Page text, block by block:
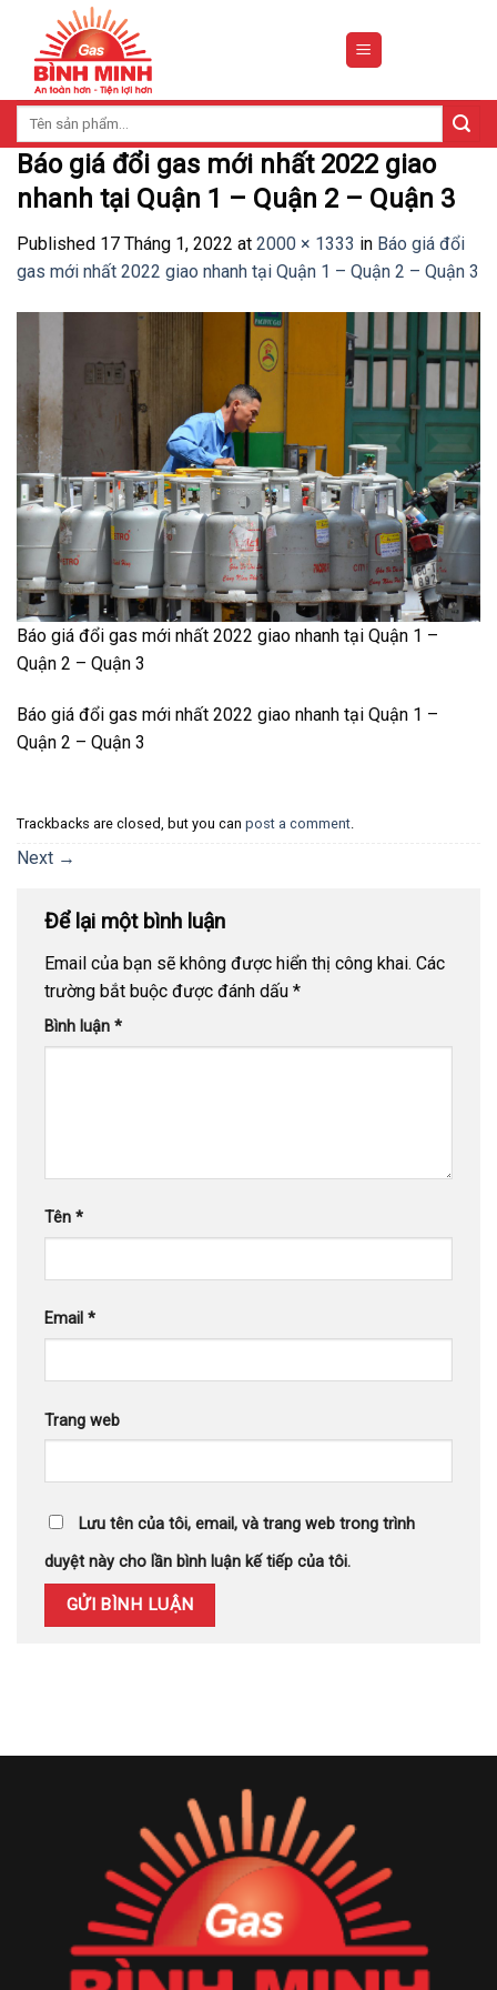
content
Báo giá đổi gas mới nhất 2022 giao
nhanh tại Quận 1 – Quận 2 – Quận 3
Published 17 Tháng 1, 2022 at 2000 × 1333 in Báo giá đổi
gas mới nhất 2022 giao nhanh tại Quận 1 – Quận 2 – Quận 3
Báo giá đổi gas mới nhất 2022 giao nhanh tại Quận 1 –
Quận 2 – Quận 3
Báo giá đổi gas mới nhất 2022 giao nhanh tại Quận 1 –
Quận 2 – Quận 3
Trackbacks are closed, but you can post a comment
Next →
Để lại một bình luận
Email của bạn sẽ không được hiển thị công khai. Các
trường bắt buộc được đánh dấu *
Bình luận *
Tên *
Email *
Trang web
Lưu tên của tôi, email, và trang web trong trình
duyệt này cho lần bình luận kế tiếp của tôi.